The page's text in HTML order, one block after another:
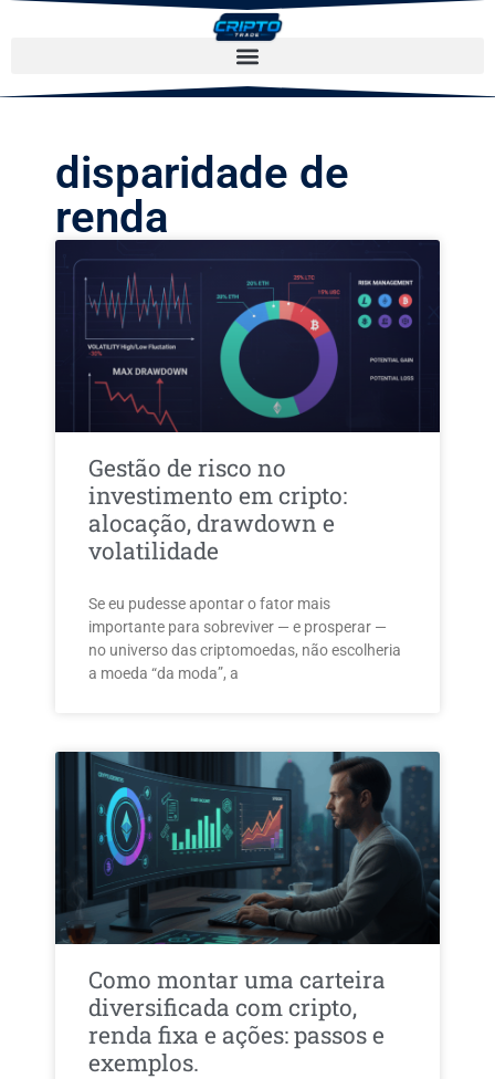
disparidade de
renda
Gestão de risco no
investimento em cripto:
alocação, drawdown e
volatilidade
Se eu pudesse apontar o fator mais
importante para sobreviver — e prosperar —
no universo das criptomoedas, não escolheria
a moeda “da moda”, a
Como montar uma carteira
diversificada com cripto,
renda fixa e ações: passos e
exemplos.